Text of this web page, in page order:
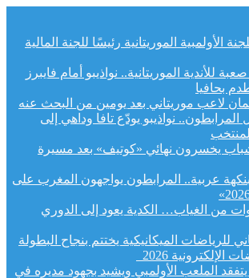
الأولمبية الموريتانية رئيسًا للجنة المالية
للأندية الموريتانية.. نواذيبو أمام فايبرز
بحافيا
لاعب موريتاني بعد يومين من البحث عنه
نواذيبو يودّع تافا وداهي إلى
يخسرون نهائي «كوتيف» بعد مسيرة
عربية.. المرابطون يواجهون المغرب على
من الغياب… الكدية يعود إلى الدوري
للرياضات الميكانيكية يختتم بنجاح البطولة
الإلكترونية 2026
الملعب الأولمبي ويشيد بجهود مديره في